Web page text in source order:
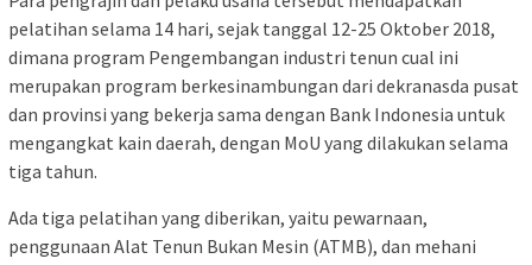
pelatihan selama 14 hari, sejak tanggal 12-25 Oktober 2018,
dimana program Pengembangan industri tenun cual ini
merupakan program berkesinambungan dari dekranasda pusat
dan provinsi yang bekerja sama dengan Bank Indonesia untuk
mengangkat kain daerah, dengan MoU yang dilakukan selama
tiga tahun.
Ada tiga pelatihan yang diberikan, yaitu pewarnaan,
penggunaan Alat Tenun Bukan Mesin (ATMB), dan mehani